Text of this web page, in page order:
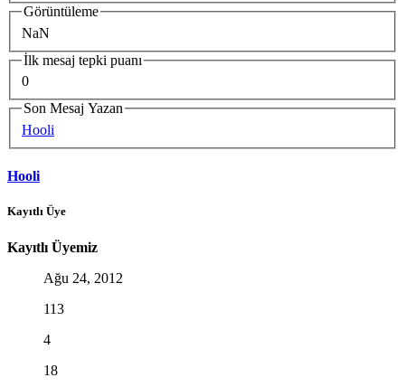
Görüntüleme
NaN
İlk mesaj tepki puanı
0
Son Mesaj Yazan
Hooli
Hooli
Kayıtlı Üye
Kayıtlı Üyemiz
Ağu 24, 2012
113
4
18